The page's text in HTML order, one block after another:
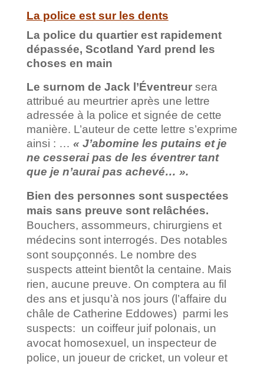
La police est sur les dents
La police du quartier est rapidement
dépassée, Scotland Yard prend les
choses en main
Le surnom de Jack l’Éventreur sera
attribué au meurtrier après une lettre
adressée à la police et signée de cette
manière. L’auteur de cette lettre s’exprime
ainsi : … « J’abomine les putains et je
ne cesserai pas de les éventrer tant
que je n’aurai pas achevé… ».
Bien des personnes sont suspectées
mais sans preuve sont relâchées.
Bouchers, assommeurs, chirurgiens et
médecins sont interrogés. Des notables
sont soupçonnés. Le nombre des
suspects atteint bientôt la centaine. Mais
rien, aucune preuve. On comptera au fil
des ans et jusqu’à nos jours (l’affaire du
châle de Catherine Eddowes) parmi les
suspects: un coiffeur juif polonais, un
avocat homosexuel, un inspecteur de
police, un joueur de cricket, un voleur et